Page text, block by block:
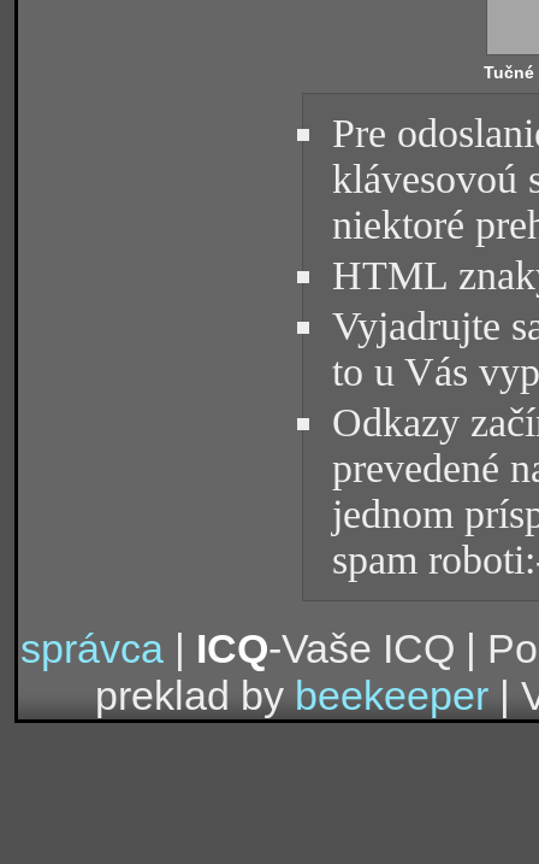
Tučné
Pre
klávesovoú
niektoré
HTML
Vyjadrujte
to u Vás
Odkazy
prevedené
jednom
spam
správca| ICQ-Vaše ICQ |
preklad by beekeeper |